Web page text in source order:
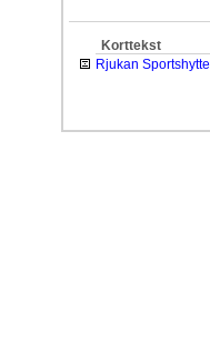
Korttekst
Rjukan Sportshytte